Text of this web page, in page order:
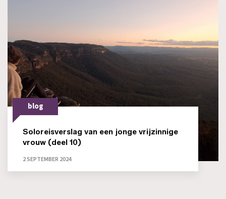
blog
Soloreisverslag van een jonge vrijzinnige
vrouw (deel 10)
2 SEPTEMBER 2024